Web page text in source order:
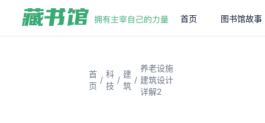
首页 图书馆故事
首
页
/
科
技
/
建
筑
/
养老设施
建筑设计
详解2